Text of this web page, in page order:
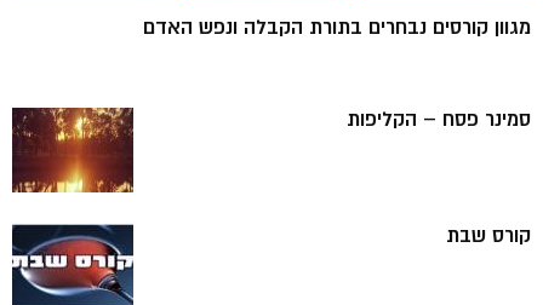
מגוון קורסים נבחרים בתורת הקבלה ונפש האדם
סמינר פסח – הקליפות
קורס שבת